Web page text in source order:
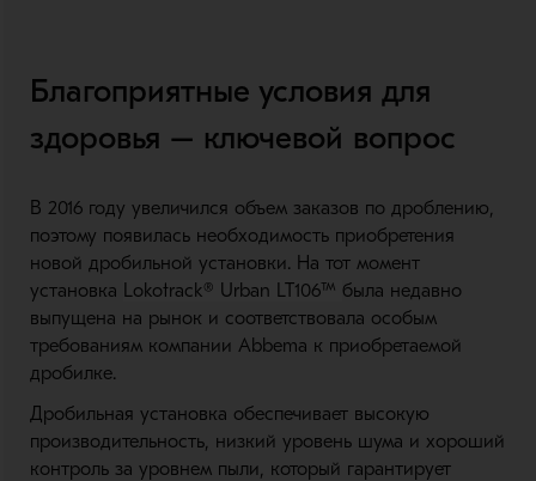
Благоприятные условия для
здоровья – ключевой вопрос
В 2016 году увеличился объем заказов по дроблению,
поэтому появилась необходимость приобретения
новой дробильной установки. На тот момент
установка Lokotrack® Urban LT106™ была недавно
выпущена на рынок и соответствовала особым
требованиям компании Abbema к приобретаемой
дробилке.
Дробильная установка обеспечивает высокую
производительность, низкий уровень шума и хороший
контроль за уровнем пыли, который гарантирует